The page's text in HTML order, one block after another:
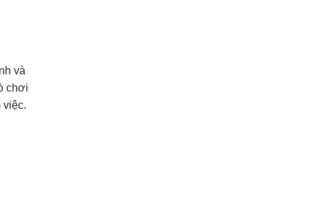
và
chơi
việc.